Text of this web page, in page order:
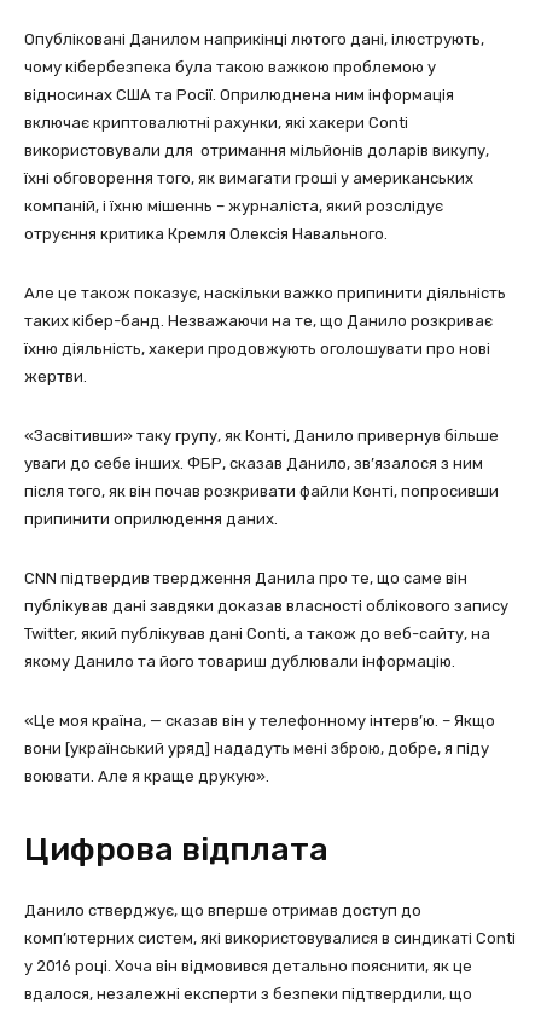
Опубліковані Данилом наприкінці лютого дані, ілюструють,
чому кібербезпека була такою важкою проблемою у
відносинах США та Росії. Оприлюднена ним інформація
включає криптовалютні рахунки, які хакери Conti
використовували для отримання мільйонів доларів викупу,
їхні обговорення того, як вимагати гроші у американських
компаній, і їхню мішеннь – журналіста, який розслідує
отруєння критика Кремля Олексія Навального.
Але це також показує, наскільки важко припинити діяльність
таких кібер-банд. Незважаючи на те, що Данило розкриває
їхню діяльність, хакери продовжують оголошувати про нові
жертви.
«Засвітивши» таку групу, як Конті, Данило привернув більше
уваги до себе інших. ФБР, сказав Данило, зв’язалося з ним
після того, як він почав розкривати файли Конті, попросивши
припинити оприлюдення даних.
CNN підтвердив твердження Данила про те, що саме він
публікував дані завдяки доказав власності облікового запису
Twitter, який публікував дані Conti, а також до веб-сайту, на
якому Данило та його товариш дублювали інформацію.
«Це моя країна, — сказав він у телефонному інтерв’ю. – Якщо
вони [український уряд] нададуть мені зброю, добре, я піду
воювати. Але я краще друкую».
Цифрова відплата
Данило стверджує, що вперше отримав доступ до
комп’ютерних систем, які використовувалися в синдикаті Conti
у 2016 році. Хоча він відмовився детально пояснити, як це
вдалося, незалежні експерти з безпеки підтвердили, що